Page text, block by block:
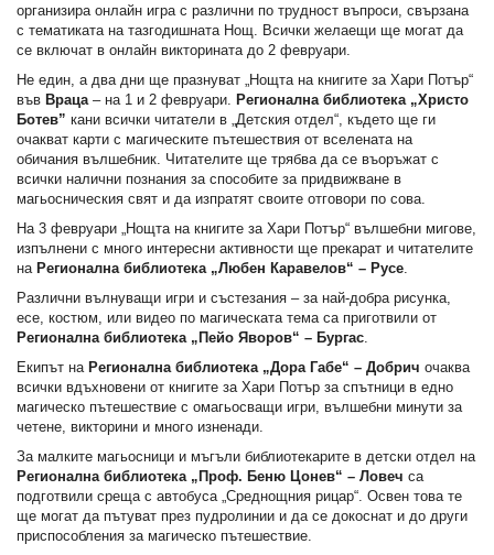
организира онлайн игра с различни по трудност въпроси, свързана
с тематиката на тазгодишната Нощ. Всички желаещи ще могат да
се включат в онлайн викторината до 2 февруари.
Не един, а два дни ще празнуват „Нощта на книгите за Хари Потър“
във Враца – на 1 и 2 февруари. Регионална библиотека „Христо
Ботев” кани всички читатели в „Детския отдел“, където ще ги
очакват карти с магическите пътешествия от вселената на
обичания вълшебник. Читателите ще трябва да се въоръжат с
всички налични познания за способите за придвижване в
магьосническия свят и да изпратят своите отговори по сова.
На 3 февруари „Нощта на книгите за Хари Потър“ вълшебни мигове,
изпълнени с много интересни активности ще прекарат и читателите
на Регионална библиотека „Любен Каравелов“ – Русе
Различни вълнуващи игри и състезания – за най-добра рисунка,
есе, костюм, или видео по магическата тема са приготвили от
Регионална библиотека „Пейо Яворов“ – Бургас
Екипът на Регионална библиотека „Дора Габе“ – Добрич очаква
всички вдъхновени от книгите за Хари Потър за спътници в едно
магическо пътешествие с омагьосващи игри, вълшебни минути за
четене, викторини и много изненади.
За малките магьосници и мъгъли библиотекарите в детски отдел на
Регионална библиотека „Проф. Беню Цонев“ – Ловеч са
подготвили среща с автобуса „Среднощния рицар“. Освен това те
ще могат да пътуват през пудролинии и да се докоснат и до други
приспособления за магическо пътешествие.